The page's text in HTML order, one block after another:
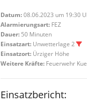
Datum:08.06.2023 um 19:30
Alarmierungsart: FEZ
Dauer: 50 Minuten
Einsatzart: Unwetterlage 2
Einsatzort: Ürziger Höhe
Weitere Kräfte: Feuerwehr
Einsatzbericht: